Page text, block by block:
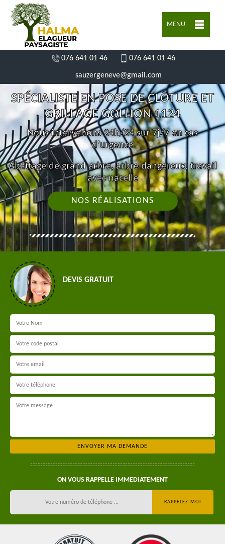
MENU
076 641 01 46 076 641 01 46
sauzergeneve@gmail.com
SPÉCIALISTE EN POSE DE CLÔTURE ET
GRILLAGE GOLLION 1124
Nous intervenons 24h/24 sur 7j/7 en cas
d'urgence
Abattage de grand arbre, arbre dangereux, travail
avec nacelle
NOS RÉALISATIONS
DEVIS GRATUIT
ON VOUS RAPPELLE IMMEDIATEMENT